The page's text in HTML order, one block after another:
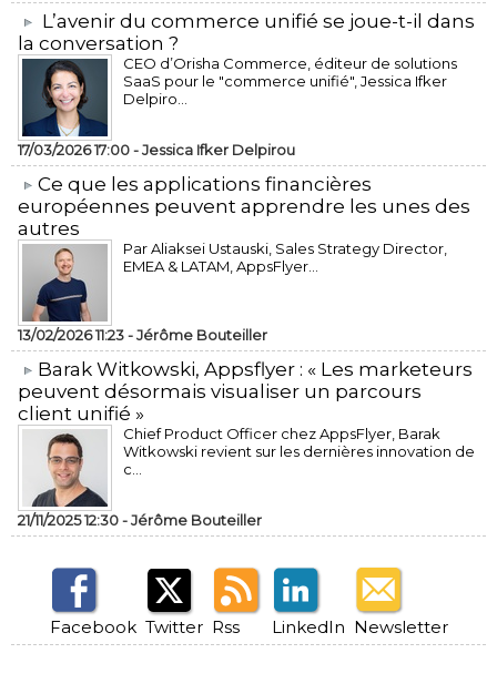
L’avenir du commerce unifié se joue-t-il dans
la conversation ?
CEO d’Orisha Commerce, éditeur de solutions
SaaS pour le "commerce unifié", Jessica Ifker
Delpiro...
17/03/2026 17:00 -Jessica Ifker Delpirou
​Ce que les applications financières
européennes peuvent apprendre les unes des
autres
Par Aliaksei Ustauski, Sales Strategy Director,
EMEA & LATAM, AppsFlyer...
13/02/2026 11:23 -Jérôme Bouteiller
​Barak Witkowski, Appsflyer : « Les marketeurs
peuvent désormais visualiser un parcours
client unifié »
Chief Product Officer chez AppsFlyer, ​Barak
Witkowski revient sur les dernières innovation de
c...
21/11/2025 12:30 -Jérôme Bouteiller
Facebook Twitter Rss LinkedIn Newsletter